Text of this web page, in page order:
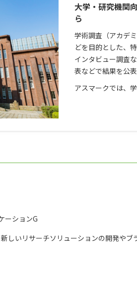
大学・研究機関
ら
学術調査（アカデ
どを目的とした、
インタビュー調査
表などで結果を公
アスマークでは、
ーションG
しいリサーチソリューションの開発や